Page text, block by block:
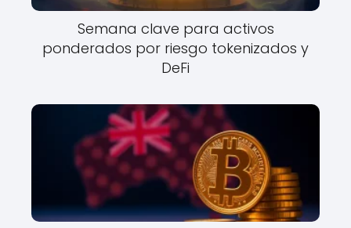
Semana clave para activos
ponderados por riesgo tokenizados y
DeFi